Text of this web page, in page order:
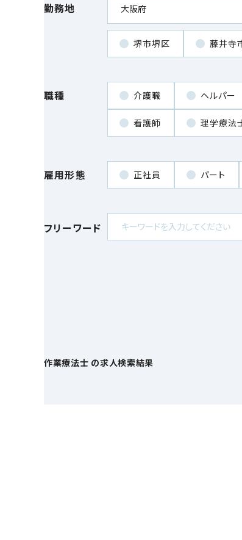
勤務地
堺市堺区 藤井寺
職種 介護職 ヘルパー
看護師 理学療法
雇用形態 正社員 パート
フリーワード
作業療法士 の求人検索結果